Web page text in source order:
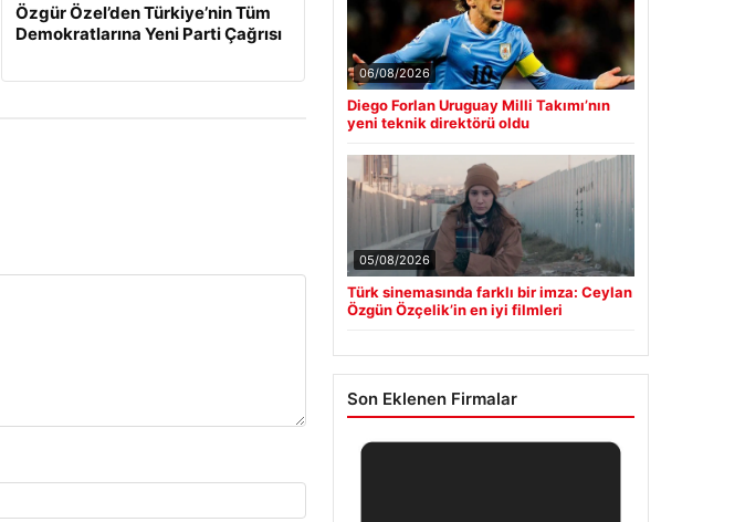
Özgür Özel’den Türkiye’nin Tüm
Demokratlarına Yeni Parti Çağrısı
06/08/2026
Diego Forlan Uruguay Milli Takımı’nın
yeni teknik direktörü oldu
05/08/2026
Türk sinemasında farklı bir imza: Ceylan
Özgün Özçelik’in en iyi filmleri
Son Eklenen Firmalar